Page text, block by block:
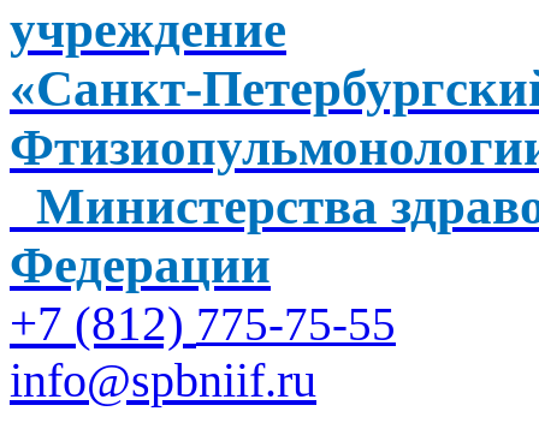
учреждение
«Санкт-
Министерства
Федерации
+7 (812) 775-75-55
info@spbniif.ru